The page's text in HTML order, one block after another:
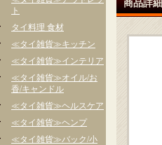
ト
タイ料理 食材
≪タイ雑貨≫キッチン
≪タイ雑貨≫インテリア
≪タイ雑貨≫オイル/お
香/キャンドル
≪タイ雑貨≫ヘルスケア
≪タイ雑貨≫ヘンプ
≪タイ雑貨≫バック/小
商品詳細